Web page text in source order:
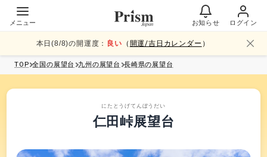
メニュー お知らせ ログイン
本日(8/8)の開運度： 良い （ 開運/吉日カレンダー ）
TOP 全国の展望台 九州 の展望台 長崎県の展望台
にたとうげてんぼうだい
仁田峠展望台